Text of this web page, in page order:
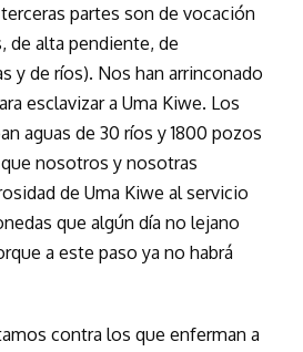
partes son de vocación
de alta pendiente, de
y de ríos). Nos han arrinconado
esclavizar a Uma Kiwe. Los
aguas de 30 ríos y 1800 pozos
nosotros y nosotras
de Uma Kiwe al servicio
que algún día no lejano
a este paso ya no habrá
contra los que enferman a